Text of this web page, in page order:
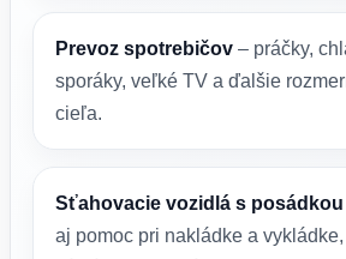
Prevoz spotrebičov – práčky,
sporáky, veľké TV a ďalšie
cieľa.
Sťahovacie vozidlá s posádkou
aj pomoc pri nakládke a